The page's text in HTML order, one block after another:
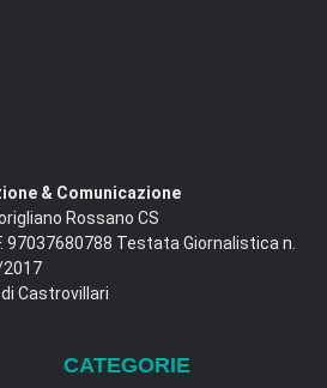
& Comunicazione
Rossano CS
97037680788 Testata Giornalistica n.
2017
di Castrovillari
CATEGORIE